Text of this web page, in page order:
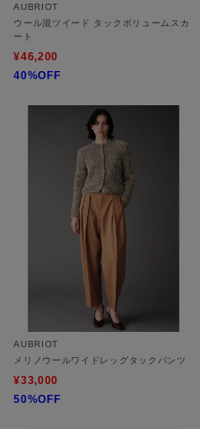
AUBRIOT
ウール混ツイード タックボリュームスカ
ート
¥46,200
40%OFF
AUBRIOT
メリノウールワイドレッグタックパンツ
¥33,000
50%OFF